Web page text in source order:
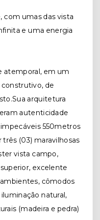
com umas das vista
e uma energia
atemporal, em um
de
arquitetura
autenticidade
550metros
(03) maravilhosas
vista campo,
excelente
cômodos
natural,
(madeira e pedra)